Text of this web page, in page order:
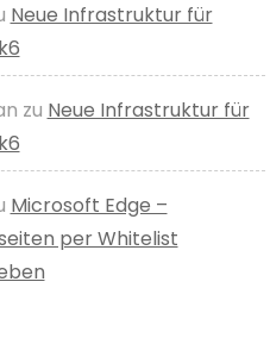
Neue Infrastruktur für
zu Neue Infrastruktur für
Microsoft Edge –
per Whitelist